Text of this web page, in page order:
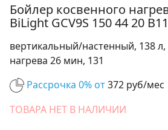
Бойлер косвенного
BiLight GCV9S 150 44 20
вертикальный/настенный, 138 л,
нагрева 26 мин, 131
Рассрочка 0% от372 руб/мес
ТОВАРА НЕТ В НАЛИЧИИ